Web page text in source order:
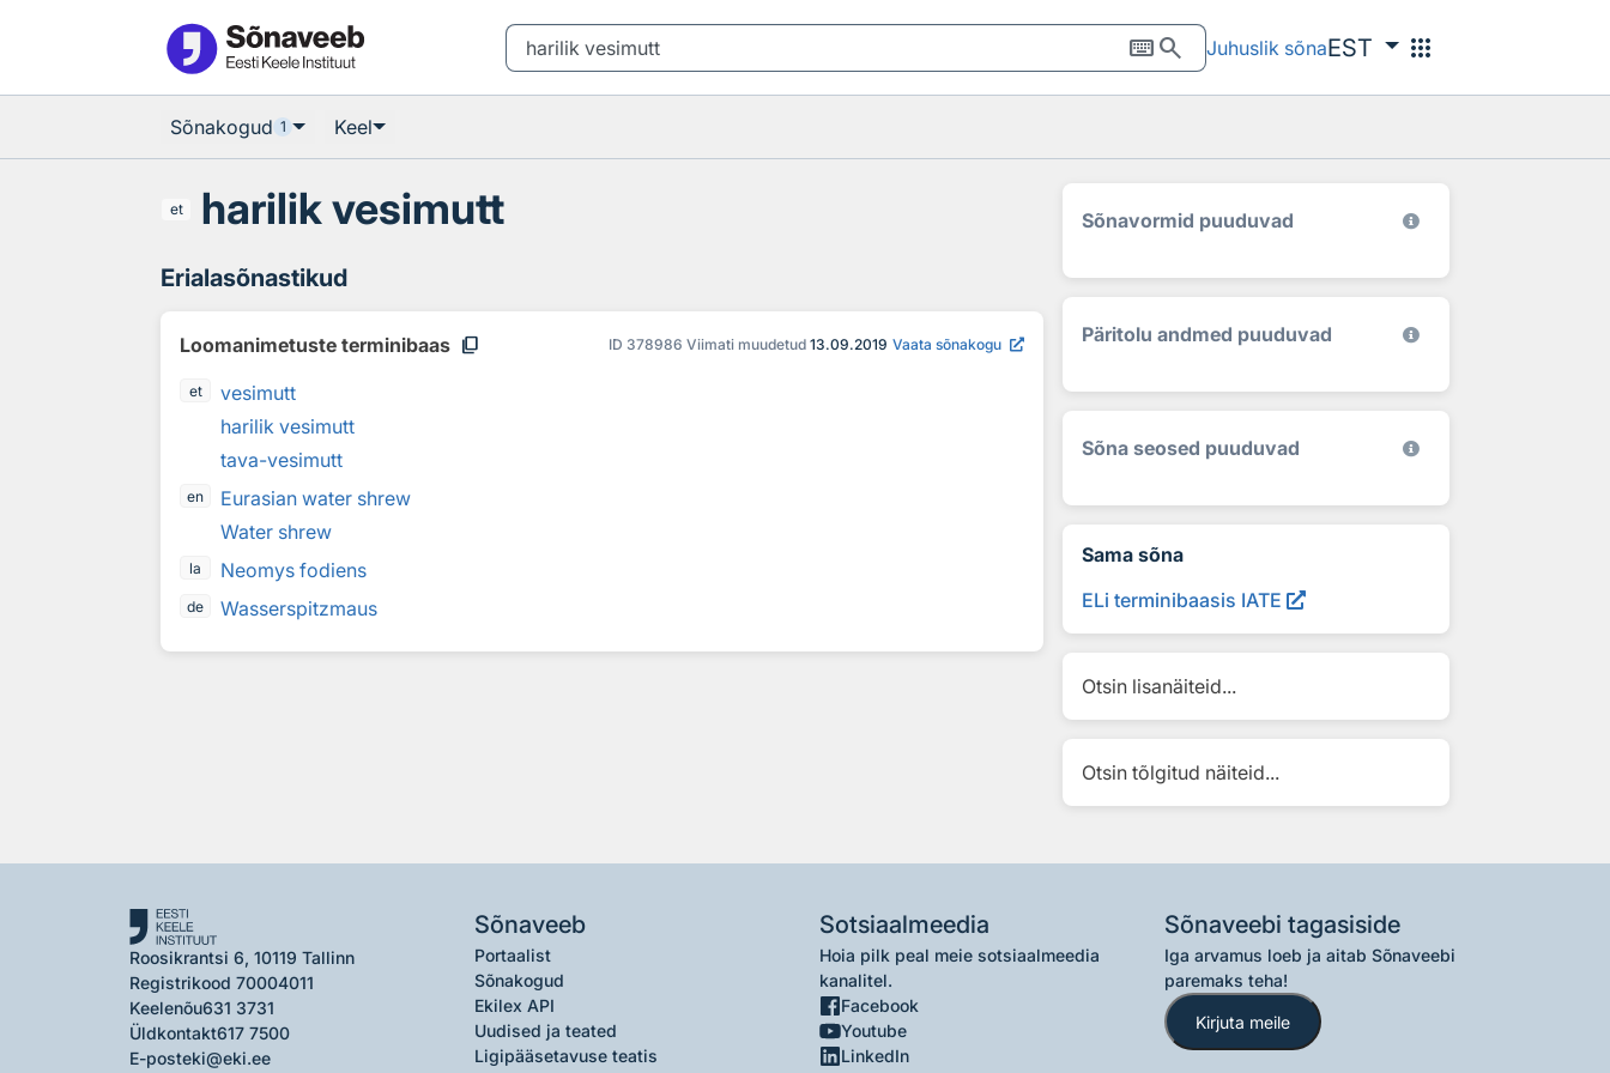
keyboardsearch Juhuslik sõnaEST apps
Sõnakogud 1 Keel
et harilik vesimutt
Erialasõnastikud
Loomanimetuste terminibaas content_copy ID 378986 Viimati muudetud 13.09.2019 Vaata sõnakogu
et
vesimutt
harilik vesimutt
tava-vesimutt
en
Eurasian water shrew
Water shrew
la Neomys fodiens
de Wasserspitzmaus
Sõnavormid puuduvad
Päritolu andmed puuduvad
Sõna seosed puuduvad
Sama sõna
ELi terminibaasis IATE
Otsin lisanäiteid...
Otsin tõlgitud näiteid...
Roosikrantsi 6, 10119 Tallinn
Registrikood 70004011
Keelenõu631 3731
Üldkontakt617 7500
E-posteki@eki.ee
Sõnaveeb
Portaalist
Sõnakogud
Ekilex API
Uudised ja teated
Ligipääsetavuse teatis
Sotsiaalmeedia
Hoia pilk peal meie sotsiaalmeedia
kanalitel.
Facebook
Youtube
LinkedIn
Sõnaveebi tagasiside
Iga arvamus loeb ja aitab Sõnaveebi
paremaks teha!
Kirjuta meile